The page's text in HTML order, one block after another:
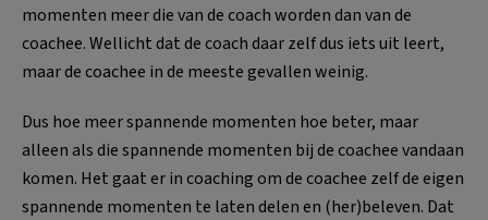
momenten meer die van de coach worden dan van de
coachee. Wellicht dat de coach daar zelf dus iets uit leert,
maar de coachee in de meeste gevallen weinig.
Dus hoe meer spannende momenten hoe beter, maar
alleen als die spannende momenten bij de coachee vandaan
komen. Het gaat er in coaching om de coachee zelf de eigen
spannende momenten te laten delen en (her)beleven. Dat